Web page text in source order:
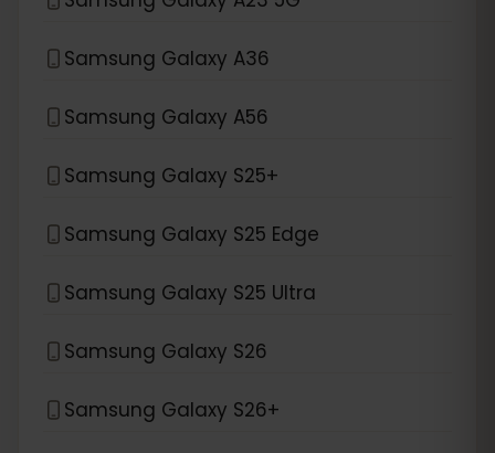
Samsung Galaxy A36
Samsung Galaxy A56
Samsung Galaxy S25+
Samsung Galaxy S25 Edge
Samsung Galaxy S25 Ultra
Samsung Galaxy S26
Samsung Galaxy S26+